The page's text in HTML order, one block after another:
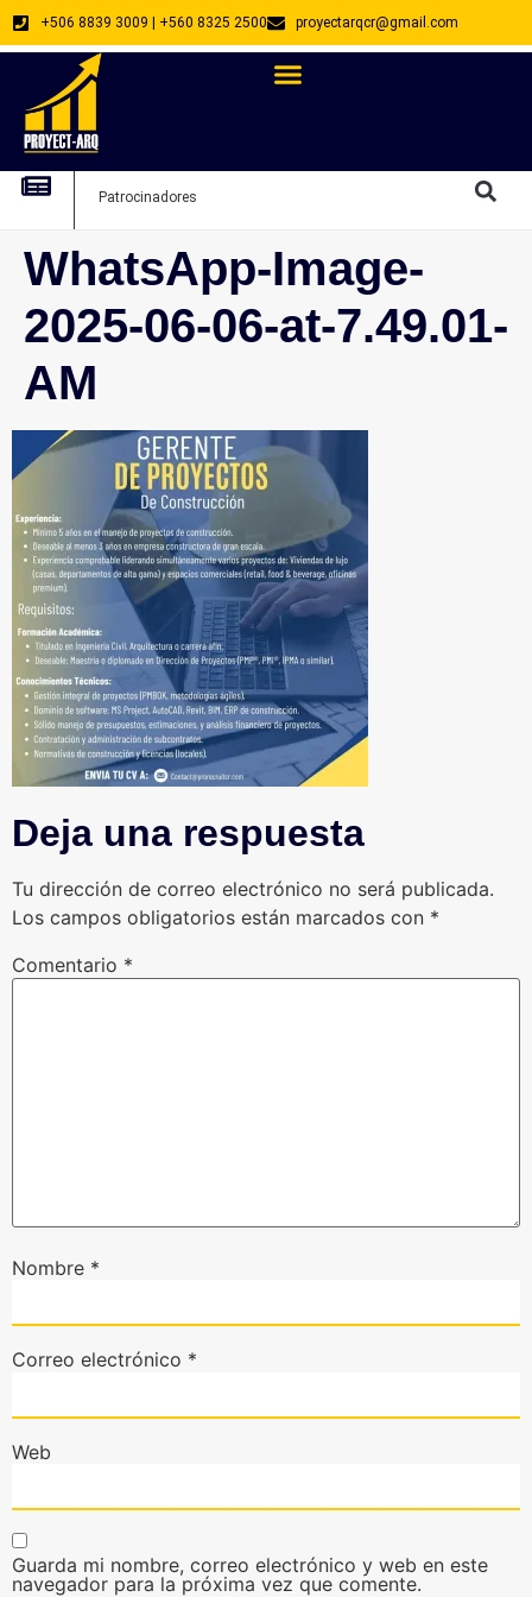
+506 8839 3009 | +560 8325 2500 proyectarqcr@gmail.com
Patrocinadores
WhatsApp-Image-
2025-06-06-at-7.49.01-
AM
Deja una respuesta
Tu dirección de correo electrónico no será publicada.
Los campos obligatorios están marcados con *
Comentario *
Nombre *
Correo electrónico *
Web
Guarda mi nombre, correo electrónico y web en este
navegador para la próxima vez que comente.